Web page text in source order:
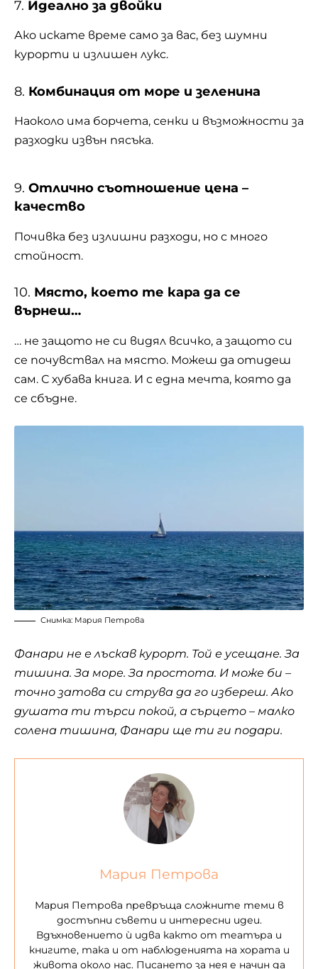
7. Идеално за двойки
Ако искате време само за вас, без шумни
курорти и излишен лукс.
8. Комбинация от море и зеленина
Наоколо има борчета, сенки и възможности за
разходки извън пясъка.
9. Отлично съотношение цена –
качество
Почивка без излишни разходи, но с много
стойност.
10. Място, което те кара да се
върнеш…
… не защото не си видял всичко, а защото си
се почувствал на място. Можеш да отидеш
сам. С хубава книга. И с една мечта, която да
се сбъдне.
Снимка: Мария Петрова
Фанари не е лъскав курорт. Той е усещане. За
тишина. За море. За простота. И може би –
точно затова си струва да го избереш. Ако
душата ти търси покой, а сърцето – малко
солена тишина, Фанари ще ти ги подари.
Мария Петрова
Мария Петрова превръща сложните теми в
достъпни съвети и интересни идеи.
Вдъхновението ѝ идва както от театъра и
книгите, така и от наблюденията на хората и
живота около нас. Писането за нея е начин да